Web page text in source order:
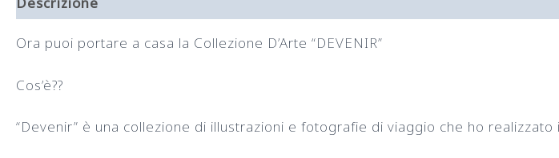
Ora puoi portare a casa la Collezione D’Arte “DEVENIR”
Cos’è??
“Devenir” è una collezione di illustrazioni e fotografie di viaggio che ho